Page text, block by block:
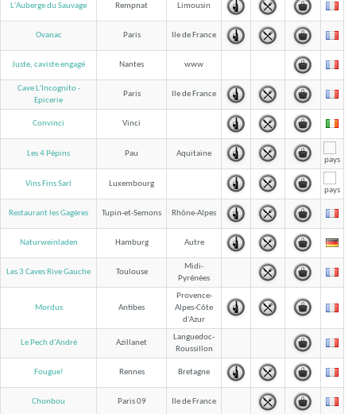
L'Auberge du Sauvage Rempnat Limousin
Ovanac Paris Ile de France
Juste, caviste engagé Nantes www
Cave L'Incognito -
Epicerie
Paris Ile de France
Convinci Vinci
Les 4 Pépins Pau Aquitaine
Vins Fins Sarl Luxembourg
Restaurant les Gagères Tupin-et-Semons Rhône-Alpes
Naturweinladen Hamburg Autre
Les 3 Caves Rive Gauche Toulouse
Midi-
Pyrénées
Mordus Antibes
Provence-
Alpes-Côte
d'Azur
Le Pech d'André Azillanet
Languedoc-
Roussillon
Fougue! Rennes Bretagne
Chonbou Paris 09 Ile de France